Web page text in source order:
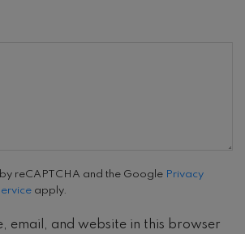
by reCAPTCHA and the Google Privacy
apply.
email, and website in this browser